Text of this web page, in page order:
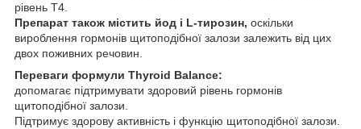
рівень Т4.
Препарат також містить йод і L-тирозин, оскільки
вироблення гормонів щитоподібної залози залежить від цих
двох поживних речовин.
Переваги формули Thyroid Balance:
допомагає підтримувати здоровий рівень гормонів
щитоподібної залози.
Підтримує здорову активність і функцію щитоподібної залози.